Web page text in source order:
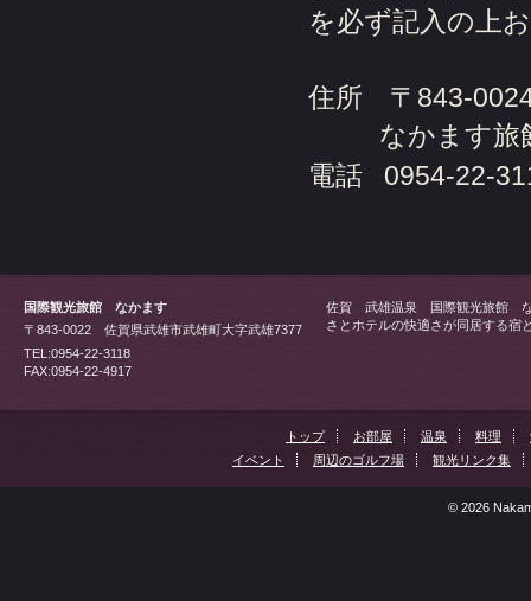
を必ず記入の上
住所 〒843-
なかます旅
電話 0954-22-
国際観光旅館 なかます
〒843-0022 佐賀県武雄市武雄町大字武雄7377
TEL:0954-22-3118
FAX:0954-22-4917
佐賀 武雄温泉 国際観光旅館 な
さとホテルの快適さが同居する宿
トップ お部屋 温泉 料理
イベント
周辺のゴルフ場 観光リンク集
© 2026